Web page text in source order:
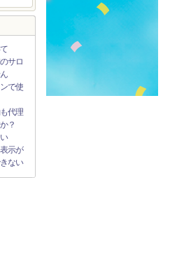
サロ
で使
代理
？
示が
ない